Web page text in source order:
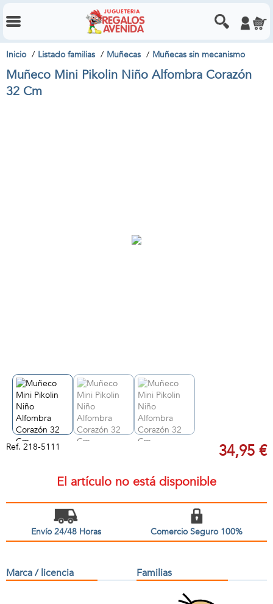
Inicio Listado familias Muñecas Muñecas sin mecanismo
Muñeco Mini Pikolin Niño Alfombra Corazón
32 Cm
Ref. 218-5111 34,95 €
El artículo no está disponible
Envío 24/48 Horas Comercio Seguro 100%
Marca / licencia Familias